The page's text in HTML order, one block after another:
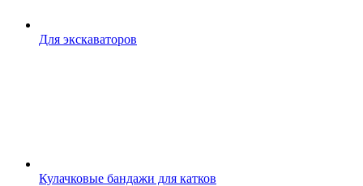
Для экскаваторов
Кулачковые бандажи для катков